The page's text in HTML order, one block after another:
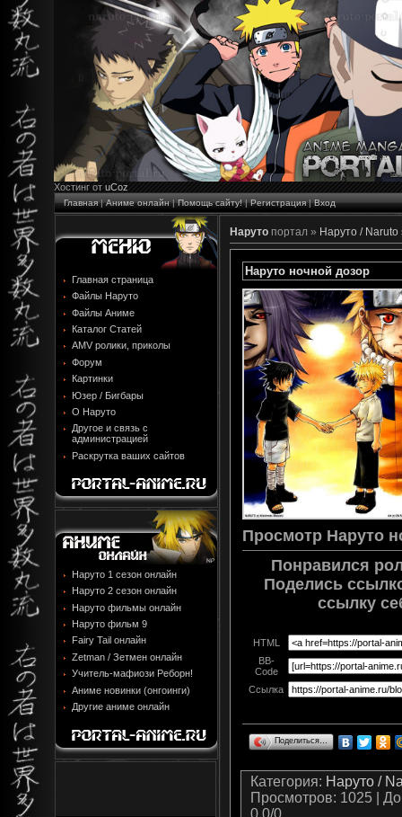
Хостинг от uCoz
Главная|Аниме онлайн|Помощь сайту!|Регистрация|Вход
Главная страница
Файлы Наруто
Файлы Аниме
Каталог Статей
AMV ролики, приколы
Форум
Картинки
Юзер / Бигбары
О Наруто
Другое и связь с
администрацией
Раскрутка ваших сайтов
Наруто 1 сезон онлайн
Наруто 2 сезон онлайн
Наруто фильмы онлайн
Наруто фильм 9
Fairy Tail онлайн
Zetman / Зетмен онлайн
Учитель-мафиози Реборн!
Аниме новинки (онгоинги)
Другие аниме онлайн
Наруто портал » Наруто /
Наруто ночной дозор
Просмотр Наруто
Понравился
Поделись
ссылку
HTML
BB-
Code
Ссылка
Поделиться…
Категория: Наруто /
Просмотров: 1025 |
0.0/0